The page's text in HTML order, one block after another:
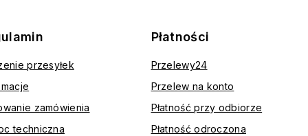
przesyłek
zamówienia
techniczna
Płatności
Przelewy24
Przelew na konto
Płatność przy odbiorze
Płatność odroczona